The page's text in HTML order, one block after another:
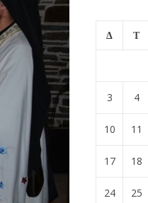
Δ Τ
3 4
10 11
17 18
24 25